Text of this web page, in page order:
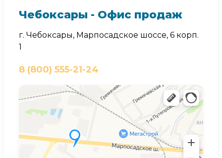
Чебоксары - Офис продаж
г. Чебоксары, Марпосадское шоссе, 6 корп.
1
8 (800) 555-21-24